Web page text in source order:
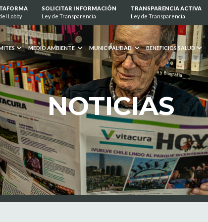
Lobby
SOLICITAR INFORMACIÓN
Ley de Transparencia
TRANSPARENCIA ACTIVA
Ley de Transparencia
MEDIO AMBIENTE MUNICIPALIDAD BENEFICIOS SALUD
NOTICIAS